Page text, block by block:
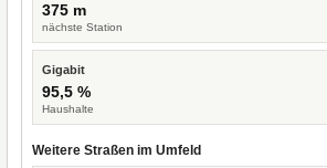
375 m
nächste Station
Gigabit
95,5 %
Haushalte
Weitere Straßen im Umfeld